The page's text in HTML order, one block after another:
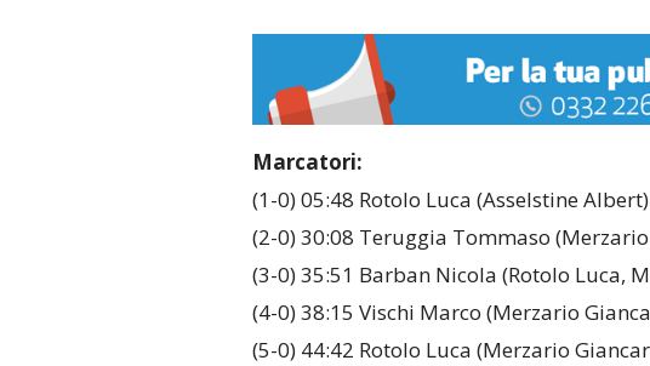
Marcatori:
(1-0) 05:48 Rotolo Luca (Asselstine Albert)
(2-0) 30:08 Teruggia Tommaso
(3-0) 35:51 Barban Nicola (Rotolo Luca,
(4-0) 38:15 Vischi Marco (Merzario
(5-0) 44:42 Rotolo Luca (Merzario